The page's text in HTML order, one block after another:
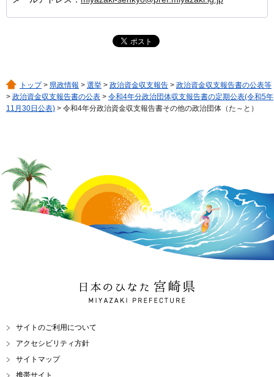
トップ> 県政情報 > 選挙 > 政治資金収支報告 > 政治資金収支報告書の公表等
> 政治資金収支報告書の公表 > 令和4年分政治団体収支報告書の定期公表(令和5年
11月30日公表) > 令和4年分政治資金収支報告書その他の政治団体（た～と）
日本のひなた 宮崎県
MIYAZAKI PREFECTURE
サイトのご利用について
アクセシビリティ方針
サイトマップ
携帯サイト